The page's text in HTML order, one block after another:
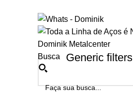
Busca Generic filters